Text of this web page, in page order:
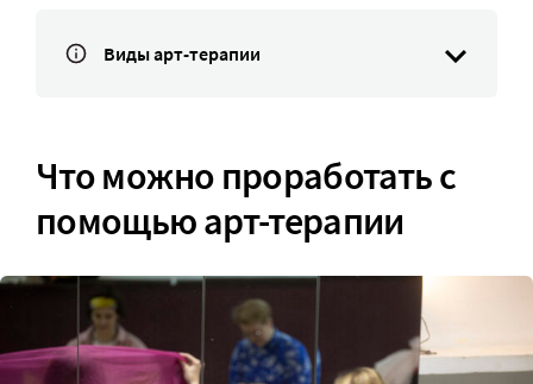
Виды арт-терапии
Что можно проработать с
помощью арт-терапии